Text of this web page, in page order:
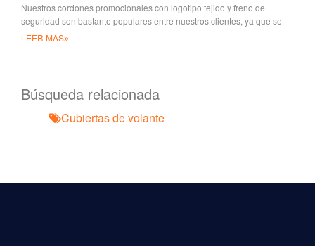
Nuestros cordones promocionales con logotipo tejido y freno de
seguridad son bastante populares entre nuestros clientes, ya que se
pueden hacer a medida, incluyendo
LEER MÁS
Búsqueda relacionada
Cubiertas de volante